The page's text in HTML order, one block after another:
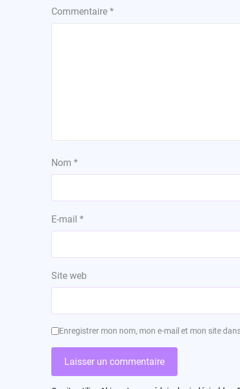
Commentaire *
Nom *
E-mail *
Site web
Enregistrer mon nom, mon e-mail et mon site